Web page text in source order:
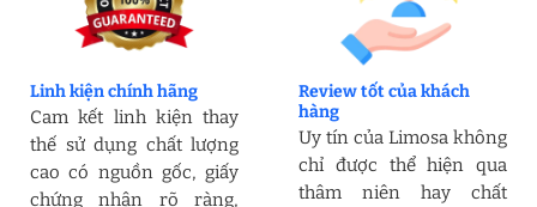
Linh kiện chính hãng
Cam kết linh kiện thay
thế sử dụng chất lượng
cao có nguồn gốc, giấy
chứng nhận rõ ràng,
Review tốt của khách
hàng
Uy tín của Limosa không
chỉ được thể hiện qua
thâm niên hay chất